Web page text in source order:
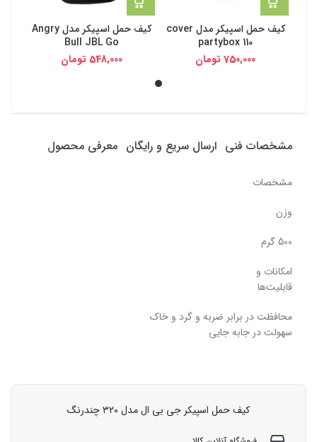
کیف حمل اسپیکر مدل cover
partybox 110
750,000 تومان
کیف حمل اسپیکر مدل Angry
Bull JBL Go
548,000 تومان
مشخصات فنی ارسال سریع و رایگان معرفی محصول
مشخصات
وزن
500 گرم
امکانات و
قابلیت‌ها
محافظت در برابر ضربه و گرد و خاک
سهولت در جابه جایی
کیف حمل اسپیکر جی بی ال مدل ۳۲۰ چندرنگ